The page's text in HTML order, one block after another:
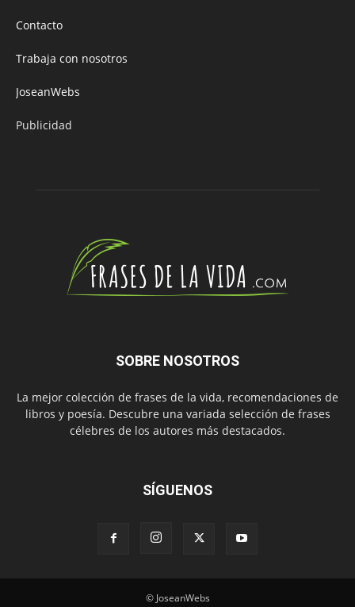
Contacto
Trabaja con nosotros
JoseanWebs
Publicidad
SOBRE NOSOTROS
La mejor colección de frases de la vida, recomendaciones de
libros y poesía. Descubre una variada selección de frases
célebres de los autores más destacados.
SÍGUENOS
© JoseanWebs